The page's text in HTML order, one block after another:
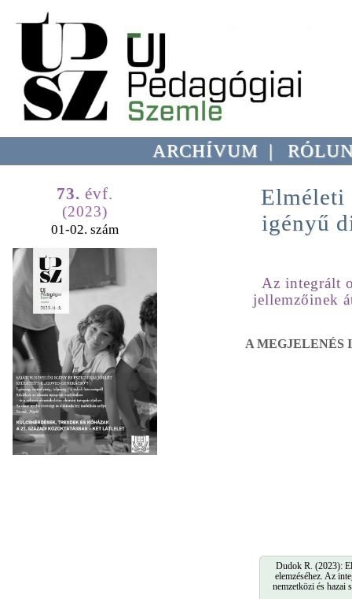
ARCHÍVUM |
73. évf.
(2023)
01-02. szám
Elméleti
igényű
Az integrált
jellemzőinek
A MEGJELENÉS
Dudok R. (2023):
elemzéséhez. Az
nemzetközi és hazai